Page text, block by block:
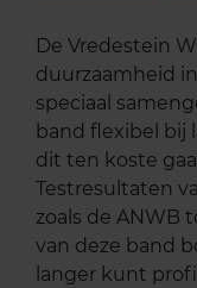
De Vredestein
duurzaamheid
speciaal
band flexibel bij
dit ten koste
Testresultaten
zoals de ANWB
van deze band
langer kunt